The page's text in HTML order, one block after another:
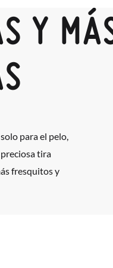
Y
para el pelo,
tira
fresquitos y